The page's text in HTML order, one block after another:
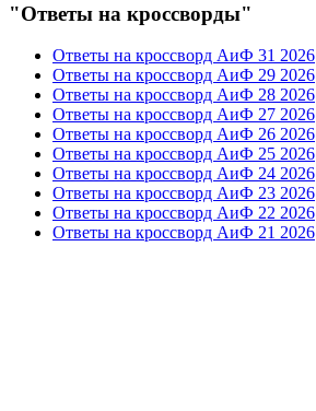
"Ответы на кроссворды"
Ответы на кроссворд АиФ 31 2026
Ответы на кроссворд АиФ 29 2026
Ответы на кроссворд АиФ 28 2026
Ответы на кроссворд АиФ 27 2026
Ответы на кроссворд АиФ 26 2026
Ответы на кроссворд АиФ 25 2026
Ответы на кроссворд АиФ 24 2026
Ответы на кроссворд АиФ 23 2026
Ответы на кроссворд АиФ 22 2026
Ответы на кроссворд АиФ 21 2026